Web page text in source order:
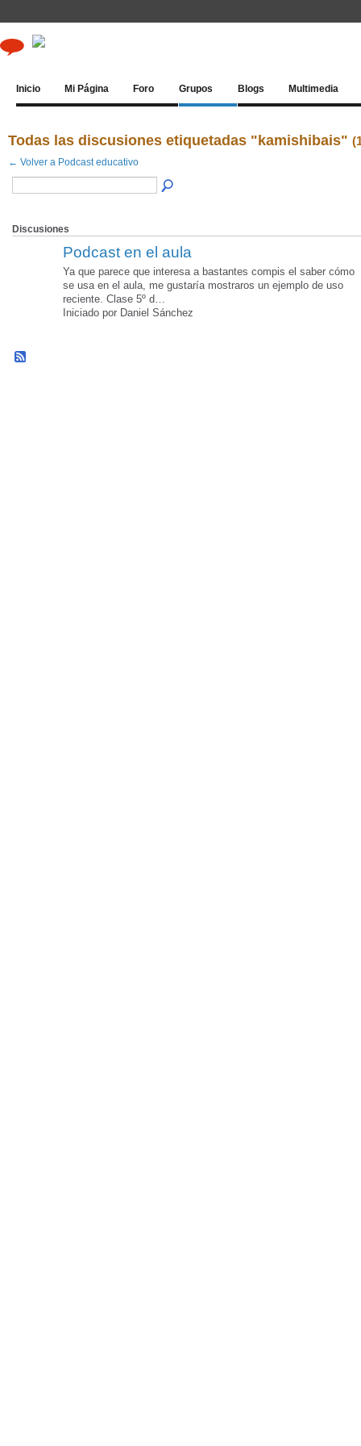
Inicio Mi Página Foro Grupos Blogs Multimedia
Todas las discusiones etiquetadas "kamishibais"
← Volver a Podcast educativo
Discusiones
Podcast en el aula
Ya que parece que interesa a bastantes compis el saber cómo
se usa en el aula, me gustaría mostraros un ejemplo de uso
reciente. Clase 5º d…
Iniciado por Daniel Sánchez